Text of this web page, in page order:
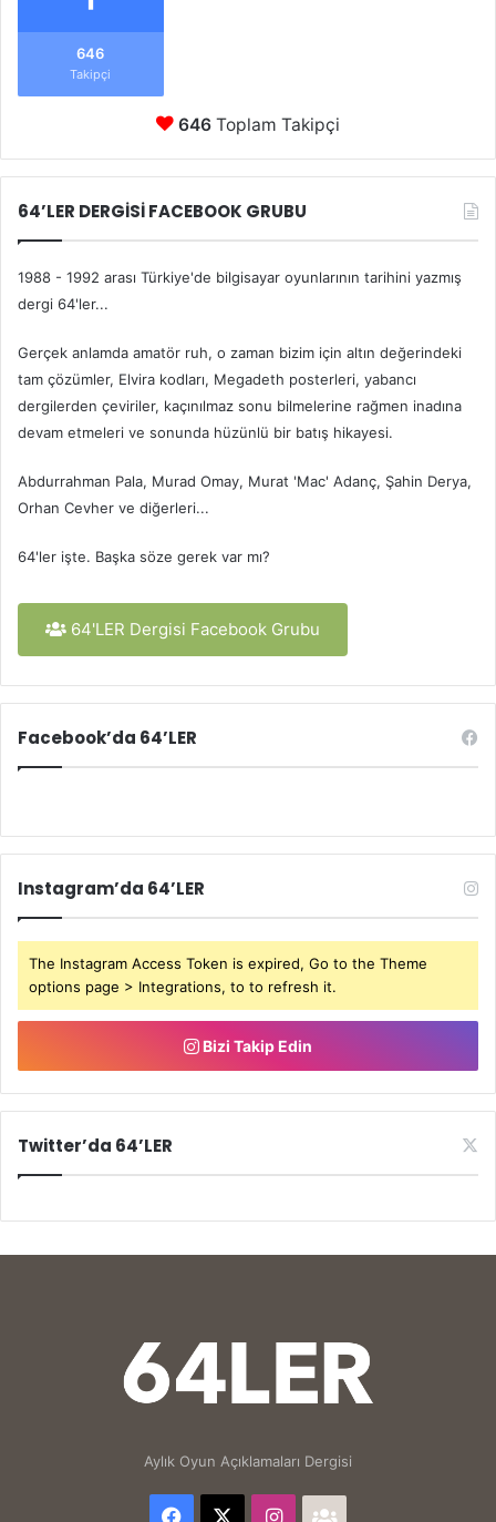
646
Takipçi
646 Toplam Takipçi
64’LER DERGİSİ FACEBOOK GRUBU
1988 - 1992 arası Türkiye'de bilgisayar oyunlarının tarihini yazmış
dergi 64'ler...
Gerçek anlamda amatör ruh, o zaman bizim için altın değerindeki
tam çözümler, Elvira kodları, Megadeth posterleri, yabancı
dergilerden çeviriler, kaçınılmaz sonu bilmelerine rağmen inadına
devam etmeleri ve sonunda hüzünlü bir batış hikayesi.
Abdurrahman Pala, Murad Omay, Murat 'Mac' Adanç, Şahin Derya,
Orhan Cevher ve diğerleri...
64'ler işte. Başka söze gerek var mı?
64'LER Dergisi Facebook Grubu
Facebook’da 64’LER
Instagram’da 64’LER
The Instagram Access Token is expired, Go to the Theme
options page > Integrations, to to refresh it.
Bizi Takip Edin
Twitter’da 64’LER
Aylık Oyun Açıklamaları Dergisi
Facebook Instagram